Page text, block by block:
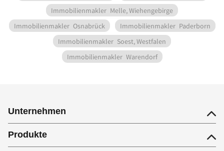
Immobilienmakler Melle, Wiehengebirge
Immobilienmakler Osnabrück Immobilienmakler Paderborn
Immobilienmakler Soest, Westfalen
Immobilienmakler Warendorf
Unternehmen
Produkte